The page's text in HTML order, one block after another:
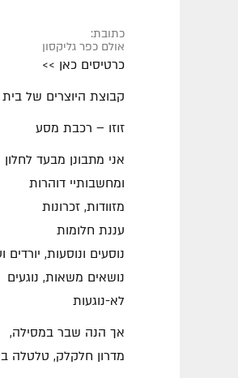
כתובת:
אולם כפר גליקסון
כרטיסים כאן >>
קבוצת היוצרים של
זוזו – רכבת מסע
אני מתבונן מבעד לחלון
ומחשבותיי דוהרות
מזוודות, זכרונות
עננת חלומות
נוסעים ונוסעות, יורדים
נושאים משאות, נוגעים
לא-נוגעות
אך הנה שבר במסילה,
מדרון חלקלק, טלטלה